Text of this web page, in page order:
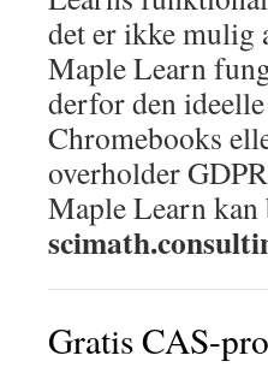
det er ikke mulig
Maple Learn
derfor den
Chromebooks
overholder
Maple Learn kan
Gratis CAS-